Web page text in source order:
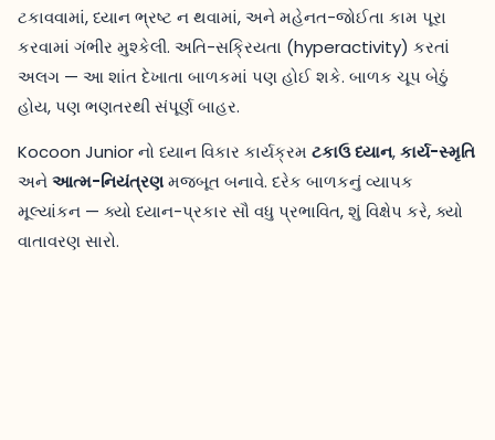
ટકાવવામાં, ધ્યાન ભ્રષ્ટ ન થવામાં, અને મહેનત-જોઈતા કામ પૂરા
કરવામાં ગંભીર મુશ્કેલી. અતિ-સક્રિયતા (hyperactivity) કરતાં
અલગ — આ શાંત દેખાતા બાળકમાં પણ હોઈ શકે. બાળક ચૂપ બેઠું
હોય, પણ ભણતરથી સંપૂર્ણ બાહર.
Kocoon Junior નો ધ્યાન વિકાર કાર્યક્રમ ટકાઉ ધ્યાન,કાર્ય-સ્મૃતિ
અનેઆત્મ-નિયંત્રણમજબૂત બનાવે. દરેક બાળકનું વ્યાપક
મૂલ્યાંકન — ક્યો ધ્યાન-પ્રકાર સૌ વધુ પ્રભાવિત, શું વિક્ષેપ કરે, ક્યો
વાતાવરણ સારો.